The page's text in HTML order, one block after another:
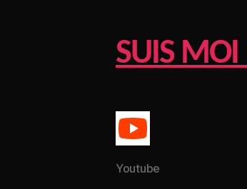
SUIS MOI
Youtube